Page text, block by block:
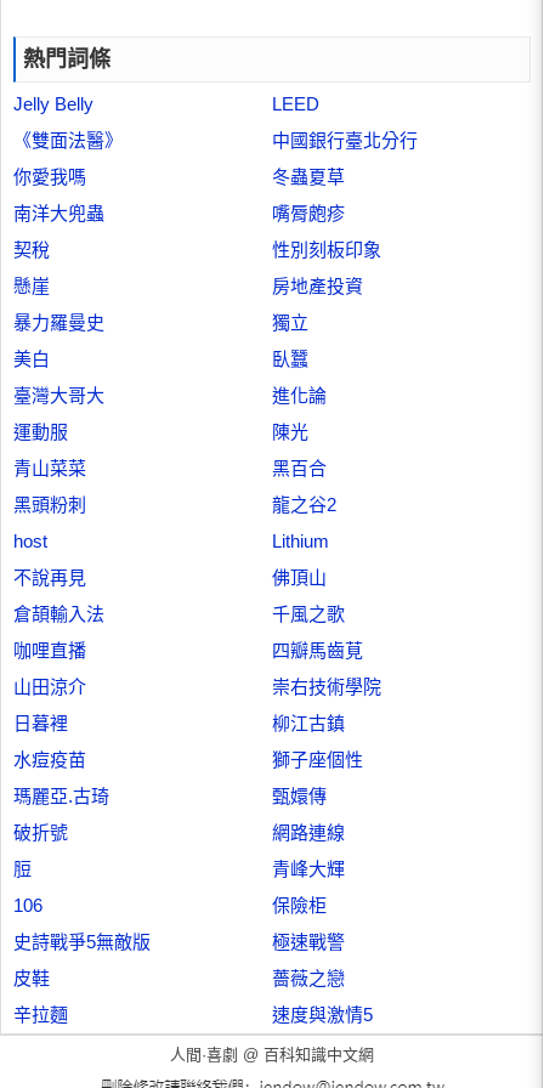
熱門詞條
Jelly Belly
LEED
《雙面法醫》
中國銀行臺北分行
你愛我嗎
冬蟲夏草
南洋大兜蟲
嘴脣皰疹
契稅
性別刻板印象
懸崖
房地產投資
暴力羅曼史
獨立
美白
臥蠶
臺灣大哥大
進化論
運動服
陳光
青山菜菜
黑百合
黑頭粉刺
龍之谷2
host
Lithium
不說再見
佛頂山
倉頡輸入法
千風之歌
咖哩直播
四瓣馬齒莧
山田涼介
崇右技術學院
日暮裡
柳江古鎮
水痘疫苗
獅子座個性
瑪麗亞.古琦
甄嬛傳
破折號
網路連線
脰
青峰大輝
106
保險柜
史詩戰爭5無敵版
極速戰警
皮鞋
薔薇之戀
辛拉麵
速度與激情5
人間·喜劇 @ 百科知識中文網